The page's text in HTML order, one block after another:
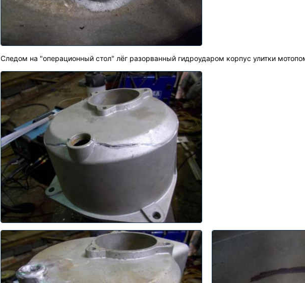
Следом на "операционный стол" лёг разорванный гидроударом корпус улитки